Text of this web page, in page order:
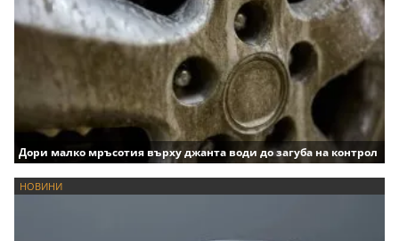
Дори малко мръсотия върху джанта води до загуба на контрол
НОВИНИ